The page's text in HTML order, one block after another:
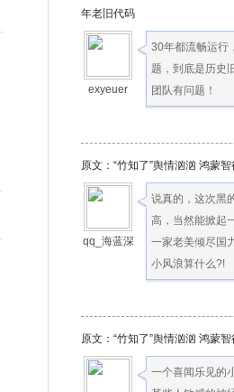
年老旧代码
exyeuer
30年都流畅运行
题，到底是历史
团队有问题！
原文：“竹知了”舆情汹汹 鸿蒙
qq_海蓝深
说真的，这次黑
高，当然能掀起
一家老美倾尽国
小风浪算什么?!
原文：“竹知了”舆情汹汹 鸿蒙
一个喜闻乐见的